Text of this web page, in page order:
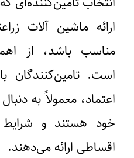
ارائه ماشین آلات
مناسب باشد، از
است. تامین‌کنندگان
اعتماد، معمولاً به
خود هستند و شرایط
اقساطی ارائه می‌دهند.